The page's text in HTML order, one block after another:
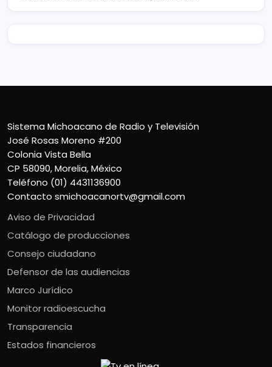
Sistema Michoacano de Radio y Televisión
José Rosas Moreno #200
Colonia Vista Bella
CP 58090, Morelia, México
Teléfono (01) 4431136900
Contacto smichoacanortv@gmail.com
Aviso de Privacidad
Catálogo de producciones
Consejo ciudadano
Defensor de las audiencias
Marco Jurídico
Monitor radioescucha
Transparencia
Estados financieros